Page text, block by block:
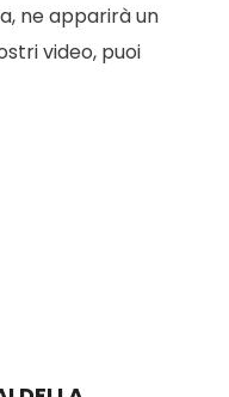
ne apparirà un
video, puoi